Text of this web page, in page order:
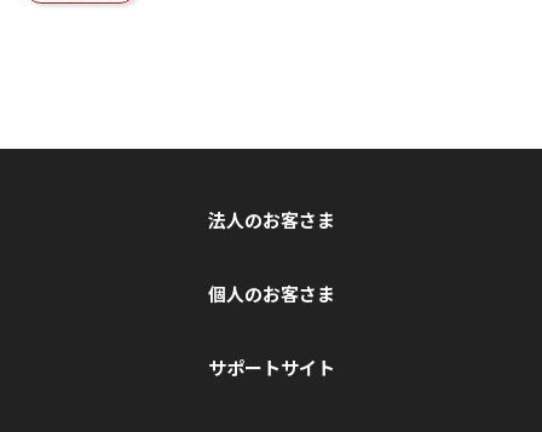
法人のお客さま
個人のお客さま
サポートサイト